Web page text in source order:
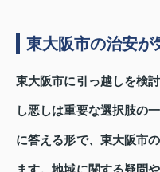
東大阪市の治安
東大阪市に引っ越しを検
し悪しは重要な選択肢の
に答える形で、東大阪市